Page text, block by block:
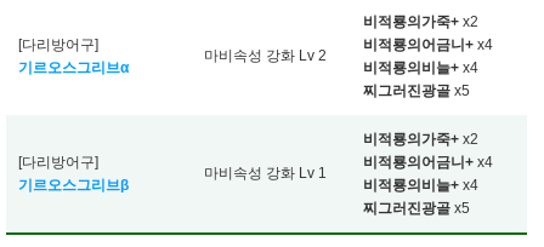
[다리방어구]
기르오스그리브α
마비속성 강화 Lv 2
비적룡의가죽+ x2
비적룡의어금니+ x4
비적룡의비늘+ x4
찌그러진광골 x5
[다리방어구]
기르오스그리브β
마비속성 강화 Lv 1
비적룡의가죽+ x2
비적룡의어금니+ x4
비적룡의비늘+ x4
찌그러진광골 x5